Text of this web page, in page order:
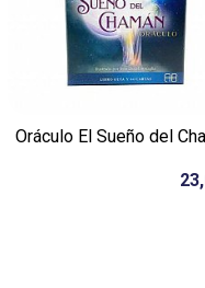
Oráculo El Sueño del